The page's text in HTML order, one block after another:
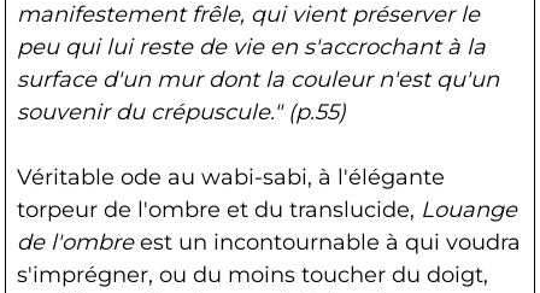
manifestement frêle, qui vient préserver le
peu qui lui reste de vie en s'accrochant à la
surface d'un mur dont la couleur n'est qu'un
souvenir du crépuscule." (p.55)
Véritable ode au wabi-sabi, à l'élégante
torpeur de l'ombre et du translucide, Louange
de l'ombreest un incontournable à qui voudra
s'imprégner, ou du moins toucher du doigt,